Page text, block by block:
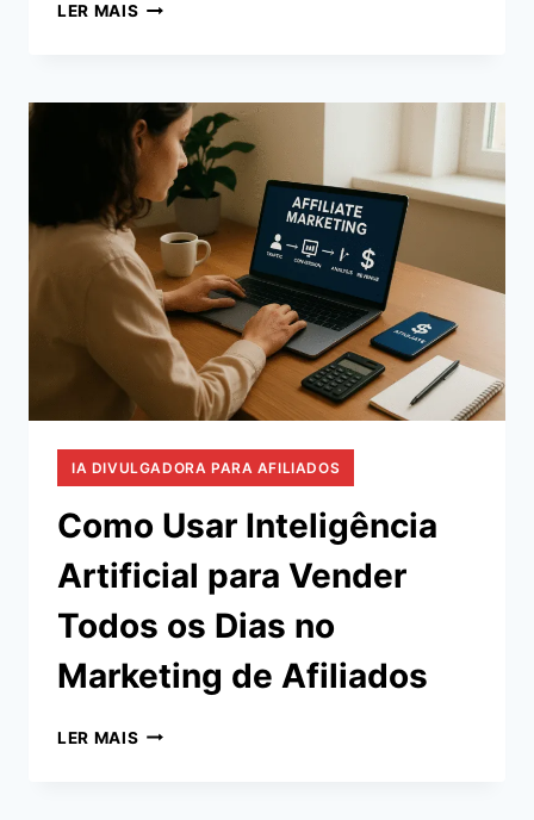
LER MAIS
VENDAS
COMO
AFILIADO
IA DIVULGADORA PARA AFILIADOS
Como Usar Inteligência
Artificial para Vender
Todos os Dias no
Marketing de Afiliados
LER MAIS COMO